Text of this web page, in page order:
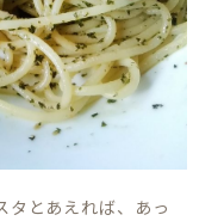
タとあえれば、あっ